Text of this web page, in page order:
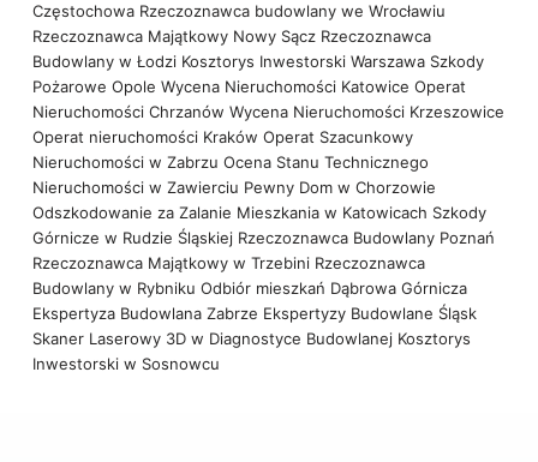
Częstochowa Rzeczoznawca budowlany we Wrocławiu
Rzeczoznawca Majątkowy Nowy Sącz Rzeczoznawca
Budowlany w Łodzi Kosztorys Inwestorski Warszawa Szkody
Pożarowe Opole Wycena Nieruchomości Katowice Operat
Nieruchomości Chrzanów Wycena Nieruchomości Krzeszowice
Operat nieruchomości Kraków Operat Szacunkowy
Nieruchomości w Zabrzu Ocena Stanu Technicznego
Nieruchomości w Zawierciu Pewny Dom w Chorzowie
Odszkodowanie za Zalanie Mieszkania w Katowicach Szkody
Górnicze w Rudzie Śląskiej Rzeczoznawca Budowlany Poznań
Rzeczoznawca Majątkowy w Trzebini Rzeczoznawca
Budowlany w Rybniku Odbiór mieszkań Dąbrowa Górnicza
Ekspertyza Budowlana Zabrze Ekspertyzy Budowlane Śląsk
Skaner Laserowy 3D w Diagnostyce Budowlanej Kosztorys
Inwestorski w Sosnowcu